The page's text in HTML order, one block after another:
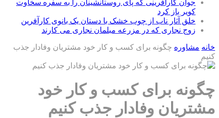
جوان کارآفرینی که پای روستانشینان را به سفره سخاوت
کویر باز کرد
خلق آثار ناب از چوب خشک با دستان یک بانوی کارآفرین
زوج نجاری که در مزرعه مبلمان نجاری می کارند
خانه مشاوره چگونه برای کسب و کار خود مشتریان وفادار جذب
کنیم
چگونه برای کسب و کار خود
مشتریان وفادار جذب کنیم